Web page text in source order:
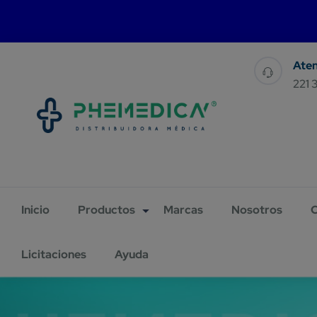
For
221
Inicio Productos Marcas Nosotros
Licitaciones Ayuda